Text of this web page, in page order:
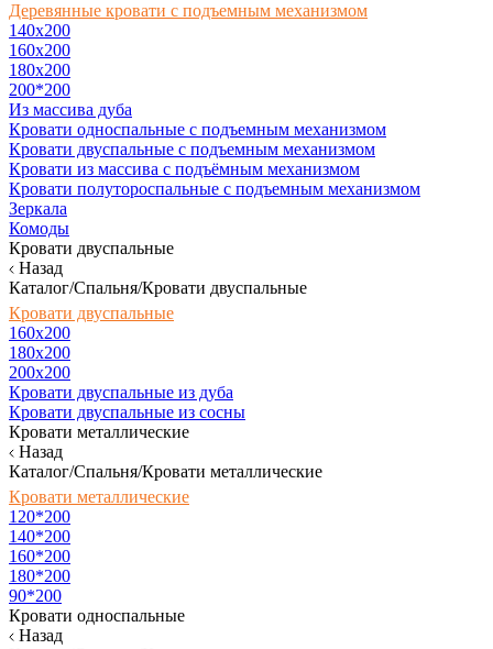
Деревянные кровати с подъемным механизмом
140x200
160х200
180х200
200*200
Из массива дуба
Кровати односпальные с подъемным механизмом
Кровати двуспальные с подъемным механизмом
Кровати из массива с подъёмным механизмом
Кровати полутороспальные с подъемным механизмом
Зеркала
Комоды
Кровати двуспальные
Назад
Каталог/Спальня/Кровати двуспальные
Кровати двуспальные
160х200
180x200
200x200
Кровати двуспальные из дуба
Кровати двуспальные из сосны
Кровати металлические
Назад
Каталог/Спальня/Кровати металлические
Кровати металлические
120*200
140*200
160*200
180*200
90*200
Кровати односпальные
Назад